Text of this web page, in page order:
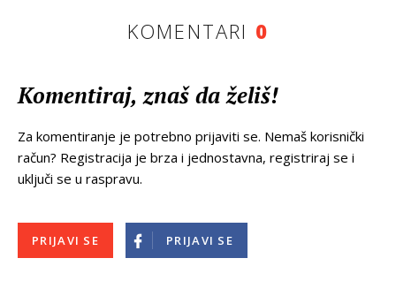
KOMENTARI 0
Komentiraj, znaš da želiš!
Za komentiranje je potrebno prijaviti se. Nemaš korisnički
račun? Registracija je brza i jednostavna, registriraj se i
uključi se u raspravu.
PRIJAVI SE PRIJAVI SE